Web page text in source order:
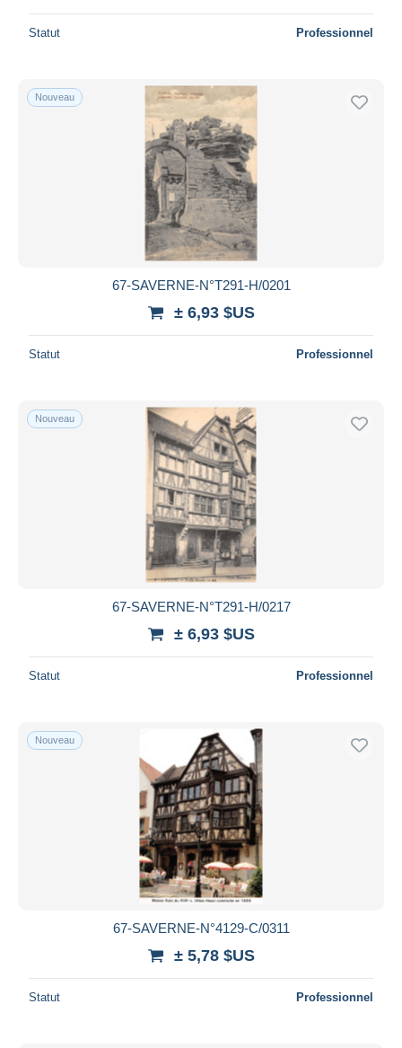
Statut Professionnel
Nouveau
67-SAVERNE-N°T291-H/0201
± 6,93 $US
Statut Professionnel
Nouveau
67-SAVERNE-N°T291-H/0217
± 6,93 $US
Statut Professionnel
Nouveau
67-SAVERNE-N°4129-C/0311
± 5,78 $US
Statut Professionnel